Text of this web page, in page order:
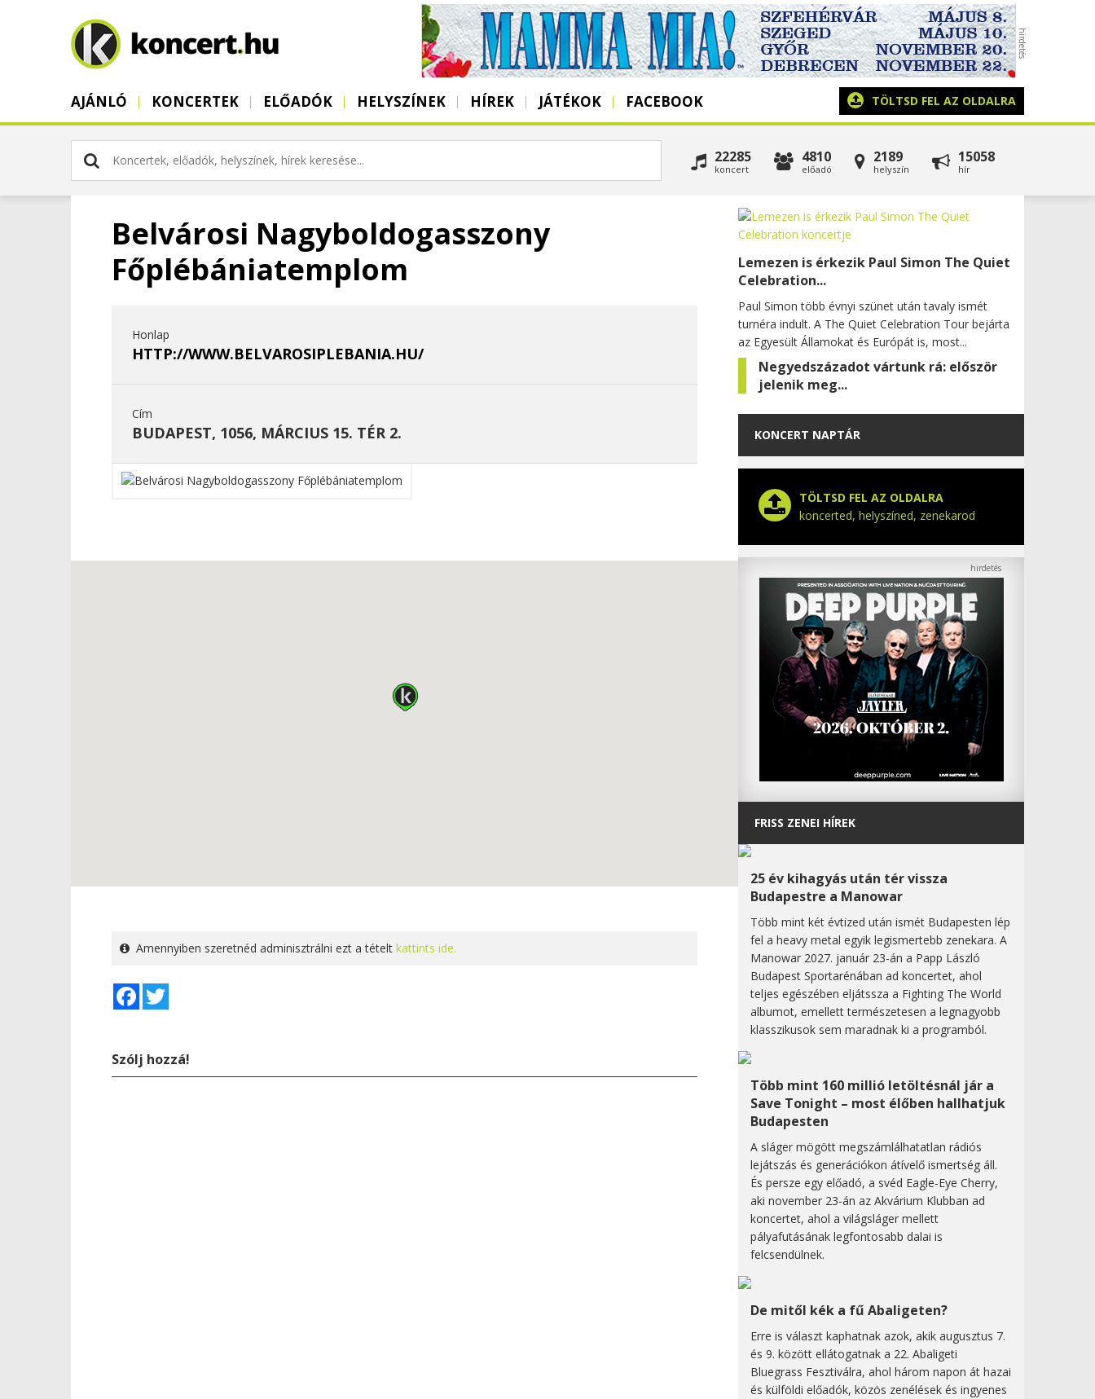
AJÁNLÓ KONCERTEK ELŐADÓK HELYSZÍNEK HÍREK JÁTÉKOK FACEBOOK TÖLTSD FEL AZ OLDALRA
22285
koncert
4810
előadó
2189
helyszín
15058
hír
Belvárosi Nagyboldogasszony
Főplébániatemplom
Honlap
HTTP://WWW.BELVAROSIPLEBANIA.HU/
Cím
BUDAPEST, 1056, MÁRCIUS 15. TÉR 2.
Amennyiben szeretnéd adminisztrálni ezt a tételt kattints ide.
Facebook
Szólj hozzá!
Lemezen is érkezik Paul Simon The Quiet
Celebration...
Paul Simon több évnyi szünet után tavaly ismét
turnéra indult. A The Quiet Celebration Tour bejárta
az Egyesült Államokat és Európát is, most...
Negyedszázadot vártunk rá: először
jelenik meg...
KONCERT NAPTÁR
TÖLTSD FEL AZ OLDALRA
koncerted, helyszíned, zenekarod
FRISS ZENEI HÍREK
25 év kihagyás után tér vissza
Budapestre a Manowar
Több mint két évtized után ismét Budapesten lép
fel a heavy metal egyik legismertebb zenekara. A
Manowar 2027. január 23-án a Papp László
Budapest Sportarénában ad koncertet, ahol
teljes egészében eljátssza a Fighting The World
albumot, emellett természetesen a legnagyobb
klasszikusok sem maradnak ki a programból.
Több mint 160 millió letöltésnál jár a
Save Tonight – most élőben hallhatjuk
Budapesten
A sláger mögött megszámlálhatatlan rádiós
lejátszás és generációkon átívelő ismertség áll.
És persze egy előadó, a svéd Eagle-Eye Cherry,
aki november 23-án az Akvárium Klubban ad
koncertet, ahol a világsláger mellett
pályafutásának legfontosabb dalai is
felcsendülnek.
De mitől kék a fű Abaligeten?
Erre is választ kaphatnak azok, akik augusztus 7.
és 9. között ellátogatnak a 22. Abaligeti
Bluegrass Fesztiválra, ahol három napon át hazai
és külföldi előadók, közös zenélések és ingyenes